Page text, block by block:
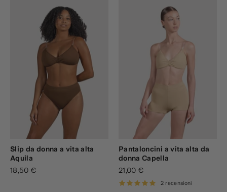
Slip da donna a vita alta
Aquila
18,50 €
Pantaloncini a vita alta da
donna Capella
21,00 €
2 recensioni